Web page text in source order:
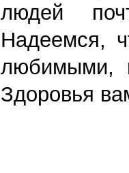
людей
Надеемся,
любимыми,
Здоровья